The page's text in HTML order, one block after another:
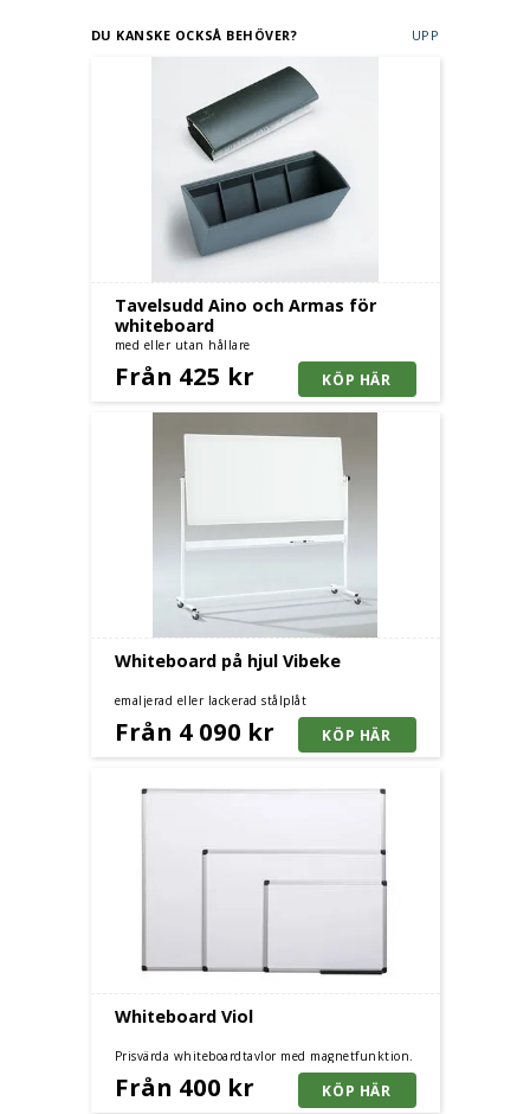
DU KANSKE OCKSÅ BEHÖVER? UPP
Tavelsudd Aino och Armas för
whiteboard
med eller utan hållare
Från 425 kr
Whiteboard på hjul Vibeke
emaljerad eller lackerad stålplåt
Från 4 090 kr
Whiteboard Viol
Prisvärda whiteboardtavlor med magnetfunktion.
Pennhylla och aluminiumram. Finns i flera storlekar.
Från 400 kr